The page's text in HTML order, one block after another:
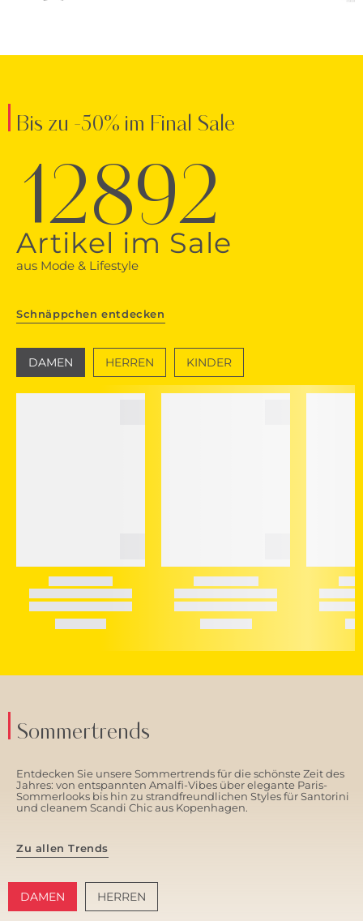
Bis zu -50% im Final Sale
12892
Artikel im Sale
aus Mode & Lifestyle
Schnäppchen entdecken
DAMEN HERREN KINDER
Sommertrends
Entdecken Sie unsere Sommertrends für die schönste Zeit des
Jahres: von entspannten Amalfi-Vibes über elegante Paris-
Sommerlooks bis hin zu strandfreundlichen Styles für Santorini
und cleanem Scandi Chic aus Kopenhagen.
Zu allen Trends
DAMEN HERREN